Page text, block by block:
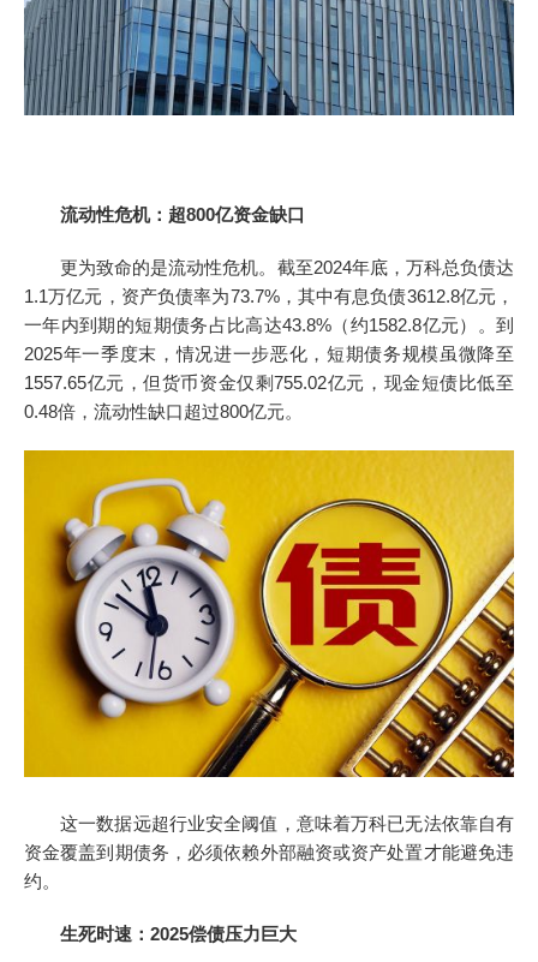
流动性危机：超800亿资金缺口
更为致命的是流动性危机。截至2024年底，万科总负债达
1.1万亿元，资产负债率为73.7%，其中有息负债3612.8亿元，
一年内到期的短期债务占比高达43.8%（约1582.8亿元）。到
2025年一季度末，情况进一步恶化，短期债务规模虽微降至
1557.65亿元，但货币资金仅剩755.02亿元，现金短债比低至
0.48倍，流动性缺口超过800亿元。
这一数据远超行业安全阈值，意味着万科已无法依靠自有
资金覆盖到期债务，必须依赖外部融资或资产处置才能避免违
约。
生死时速：2025偿债压力巨大